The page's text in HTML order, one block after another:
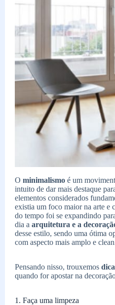
O minimalismo é um
intuito de dar mais destaque
elementos considerados
existia um foco maior na arte e
do tempo foi se expandindo
dia a arquitetura e a
desse estilo, sendo uma ótima
com aspecto mais amplo e
Pensando nisso, trouxemos
quando for apostar na
1. Faça uma limpeza